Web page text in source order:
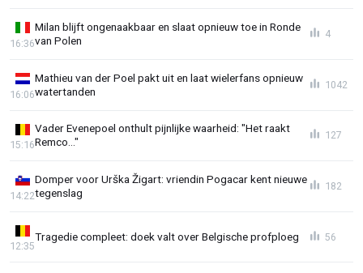
Milan blijft ongenaakbaar en slaat opnieuw toe in Ronde
van Polen
16:36
4
Mathieu van der Poel pakt uit en laat wielerfans opnieuw
watertanden
16:06
1042
Vader Evenepoel onthult pijnlijke waarheid: "Het raakt
Remco..."
15:16
127
Domper voor Urška Žigart: vriendin Pogacar kent nieuwe
tegenslag
14:22
182
Tragedie compleet: doek valt over Belgische profploeg
12:35
56